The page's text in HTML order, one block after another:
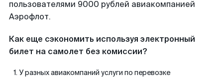
пользователями 9000 рублей авиакомпанией
Аэрофлот.
Как еще сэкономить используя электронный
билет на самолет без комиссии?
У разных авиакомпаний услуги по перевозке